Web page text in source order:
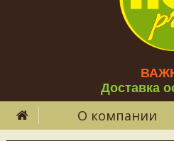
Доставка
О компании